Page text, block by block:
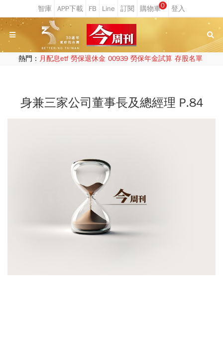
0
熱門： 月配息etf 勞保退休金 00939 勞保年金試算 存股名單
身兼三家公司董事長及總經理 P.84